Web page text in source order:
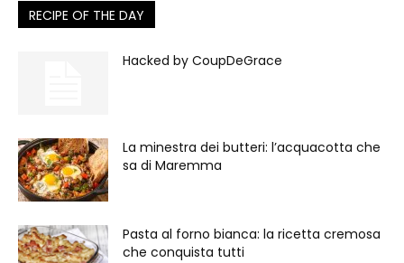
RECIPE OF THE DAY
Hacked by CoupDeGrace
La minestra dei butteri: l’acquacotta che
sa di Maremma
Pasta al forno bianca: la ricetta cremosa
che conquista tutti